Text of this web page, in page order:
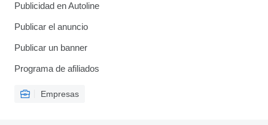
Publicidad en Autoline
Publicar el anuncio
Publicar un banner
Programa de afiliados
Empresas